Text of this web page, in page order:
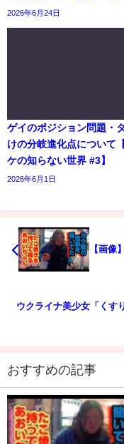
2026年6月24日
ゲイのポジション問題・
けの分岐進化点について
ケの知らない世界 #3】
2026年6月1日
【画像
ウクライナ美少女「くす
おすすめの記事